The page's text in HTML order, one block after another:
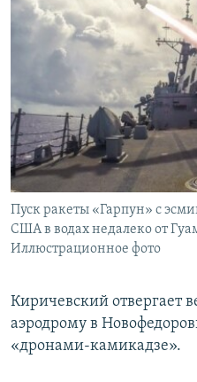
Пуск ракеты «Гарпун» с
США в водах недалеко от
Иллюстрационное фото
Киричевский отвергает
аэродрому в
«дронами-камикадзе».